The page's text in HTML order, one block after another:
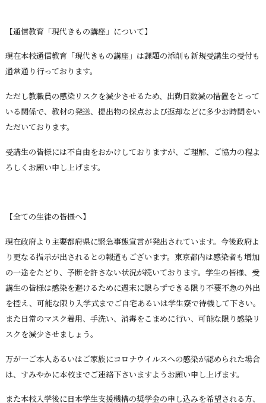
【通信教育「現代きもの講座」について】
現在本校通信教育「現代きもの講座」は課題の添削も新規受講生の受付も
通常通り行っております。
ただし教職員の感染リスクを減少させるため、出勤日数減の措置をとって
いる関係で、教材の発送、提出物の採点および返却などに多少お時間をい
ただいております。
受講生の皆様には不自由をおかけしておりますが、ご理解、ご協力の程よ
ろしくお願い申し上げます。
【全ての生徒の皆様へ】
現在政府より主要都府県に緊急事態宣言が発出されています。今後政府よ
り更なる指示が出されるとの報道もございます。東京都内は感染者も増加
の一途をたどり、予断を許さない状況が続いております。学生の皆様、受
講生の皆様は感染を避けるために週末に限らずできる限り不要不急の外出
を控え、可能な限り入学式までご自宅あるいは学生寮で待機して下さい。
また日常のマスク着用、手洗い、消毒をこまめに行い、可能な限り感染リ
スクを減少させましょう。
万が一ご本人あるいはご家族にコロナウイルスへの感染が認められた場合
は、すみやかに本校までご連絡下さいますようお願い申し上げます。
また本校入学後に日本学生支援機構の奨学金の申し込みを希望される方、